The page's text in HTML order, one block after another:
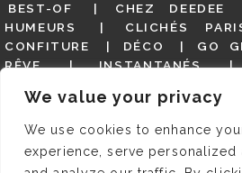
We value your privacy
We use cookies to enhance
experience, serve personalized
BEST-OF
CHEZ DEEDEE
HUMEURS
CLICHÉS
CONFITURE
DÉCO GO
RÊVE
INSTANTANÉS
MES ADRESSES
MODE
(BUT GOODIES)
PAR ICI LE
PARIS EN PHOTOS
REVUE DE PRESSE DÉTAILLÉE,
Nous utilisons des cookies pour